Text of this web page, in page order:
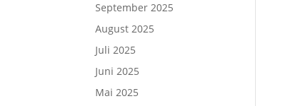
September 2025
August 2025
Juli 2025
Juni 2025
Mai 2025